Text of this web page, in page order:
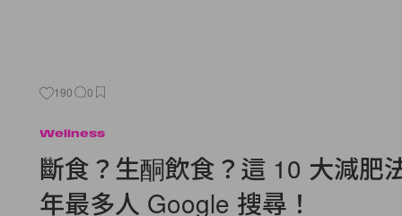
190 0
Wellness
斷食？生酮飲食？這 10 大減肥
年最多人 Google 搜尋！